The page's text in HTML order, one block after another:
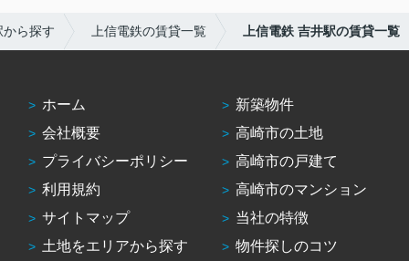
ら探す 上信電鉄の賃貸一覧 上信電鉄 吉井駅の賃貸一覧
ホーム
会社概要
プライバシーポリシー
利用規約
サイトマップ
土地をエリアから探す
新築物件
高崎市の土地
高崎市の戸建て
高崎市のマンション
当社の特徴
物件探しのコツ